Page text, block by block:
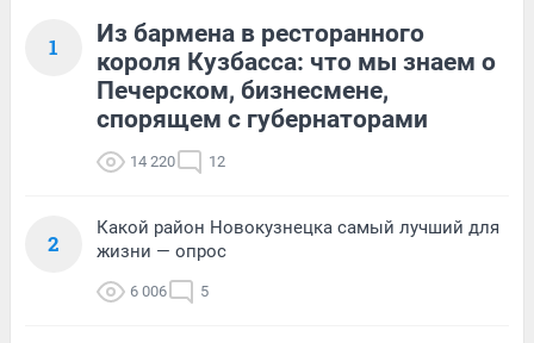
1
Из бармена в ресторанного
короля Кузбасса: что мы знаем о
Печерском, бизнесмене,
спорящем с губернаторами
14 220 12
2
Какой район Новокузнецка самый лучший для
жизни — опрос
6 006 5